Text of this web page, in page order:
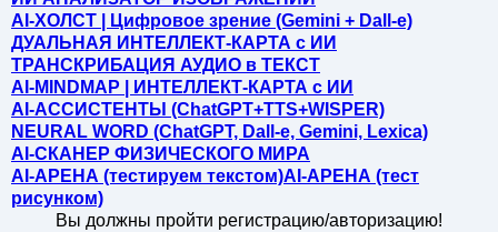
AI-ХОЛСТ | Цифровое зрение (Gemini + Dall-e)
ДУАЛЬНАЯ ИНТЕЛЛЕКТ-КАРТА c ИИ
ТРАНСКРИБАЦИЯ АУДИО в ТЕКСТ
AI-MINDMAP | ИНТЕЛЛЕКТ-КАРТА c ИИ
AI-АССИСТЕНТЫ (ChatGPT+TTS+WISPER)
NEURAL WORD (ChatGPT, Dall-e, Gemini, Lexica)
AI-СКАНЕР ФИЗИЧЕСКОГО МИРА
AI-АРЕНА (тестируем текстом)AI-АРЕНА (тест
рисунком)
Вы должны пройти регистрацию/авторизацию!